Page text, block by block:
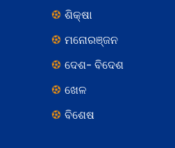
ଶିକ୍ଷା
ମନୋରଞ୍ଜନ
ଦେଶ- ବିଦେଶ
ଖେଳ
ବିଶେଷ